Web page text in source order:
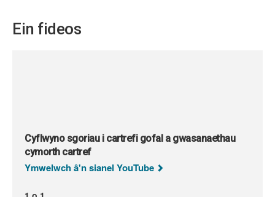
Ein fideos
Cyflwyno sgoriau i cartrefi gofal a gwasanaethau
cymorth cartref
Ymwelwch â'n sianel YouTube